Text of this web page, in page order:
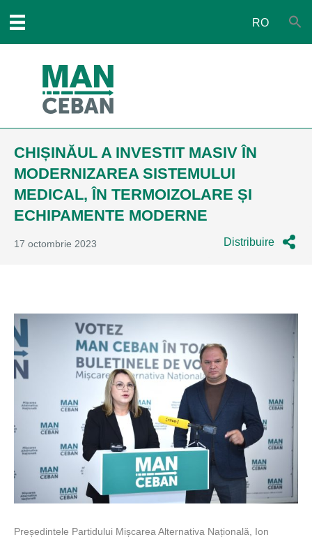
RO
CHIȘINĂUL A INVESTIT MASIV ÎN
MODERNIZAREA SISTEMULUI
MEDICAL, ÎN TERMOIZOLARE ȘI
ECHIPAMENTE MODERNE
17 octombrie 2023 Distribuire
Președintele Partidului Mișcarea Alternativa Națională, Ion